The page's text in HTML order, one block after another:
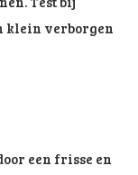
klein verborgen
een frisse en